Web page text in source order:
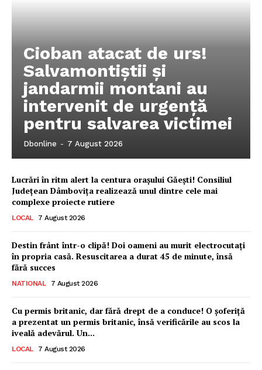
Cioban atacat de urs!
Salvamontiștii și
jandarmii montani au
intervenit de urgență
pentru salvarea victimei
Dbonline - 7 August 2026
Lucrări în ritm alert la centura orașului Găești! Consiliul
Județean Dâmbovița realizează unul dintre cele mai
complexe proiecte rutiere
LOCAL 7 August 2026
Destin frânt într-o clipă! Doi oameni au murit electrocutați
în propria casă. Resuscitarea a durat 45 de minute, însă
fără succes
NATIONAL 7 August 2026
Cu permis britanic, dar fără drept de a conduce! O șoferiță
a prezentat un permis britanic, însă verificările au scos la
iveală adevărul. Un...
LOCAL 7 August 2026